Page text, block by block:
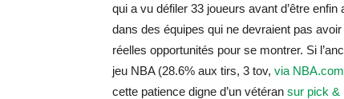
qui a vu défiler 33 joueurs avant d’être
dans des équipes qui ne devraient pas
réelles opportunités pour se montrer. Si
jeu NBA (28.6% aux tirs, 3 tov, via NBA.com
cette patience digne d’un vétéran sur pick &